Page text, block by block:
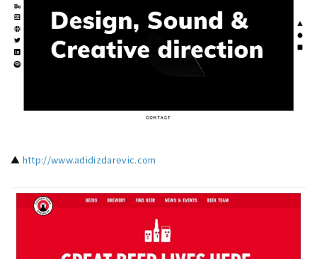
▲ http://www.adidizdarevic.com